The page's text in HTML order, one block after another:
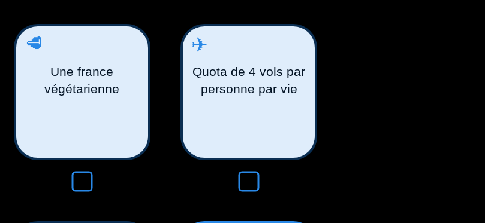
🥩
Une france
végétarienne
✈️
Quota de 4 vols par
personne par vie